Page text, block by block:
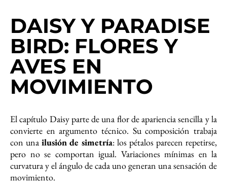
DAISY Y PARADISE
BIRD: FLORES Y
AVES EN
MOVIMIENTO
El capítulo Daisy parte de una flor de apariencia sencilla y la
convierte en argumento técnico. Su composición trabaja
con unailusión de simetría: los pétalos parecen repetirse,
pero no se comportan igual. Variaciones mínimas en la
curvatura y el ángulo de cada uno generan una sensación de
movimiento.